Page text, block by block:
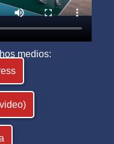
medios: